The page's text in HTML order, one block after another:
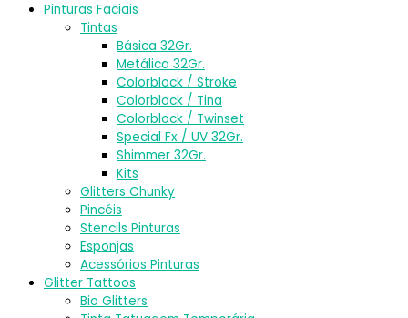
Pinturas Faciais
Tintas
Básica 32Gr.
Metálica 32Gr.
Colorblock / Stroke
Colorblock / Tina
Colorblock / Twinset
Special Fx / UV 32Gr.
Shimmer 32Gr.
Kits
Glitters Chunky
Pincéis
Stencils Pinturas
Esponjas
Acessórios Pinturas
Glitter Tattoos
Bio Glitters